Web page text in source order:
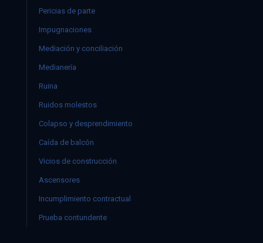
Pericias de parte
Impugnaciones
Mediación y conciliación
Medianería
Ruina
Ruidos molestos
Colapso y desprendimiento
Caída de balcón
Vicios de construcción
Ascensores
Incumplimiento contractual
Prueba contundente